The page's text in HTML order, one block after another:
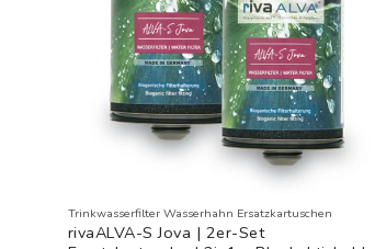
Trinkwasserfilter Wasserhahn Ersatzkartuschen
rivaALVA-S Jova | 2er-Set